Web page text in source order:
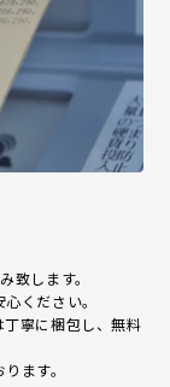
致します。
ください。
寧に梱包し、無料
ます。